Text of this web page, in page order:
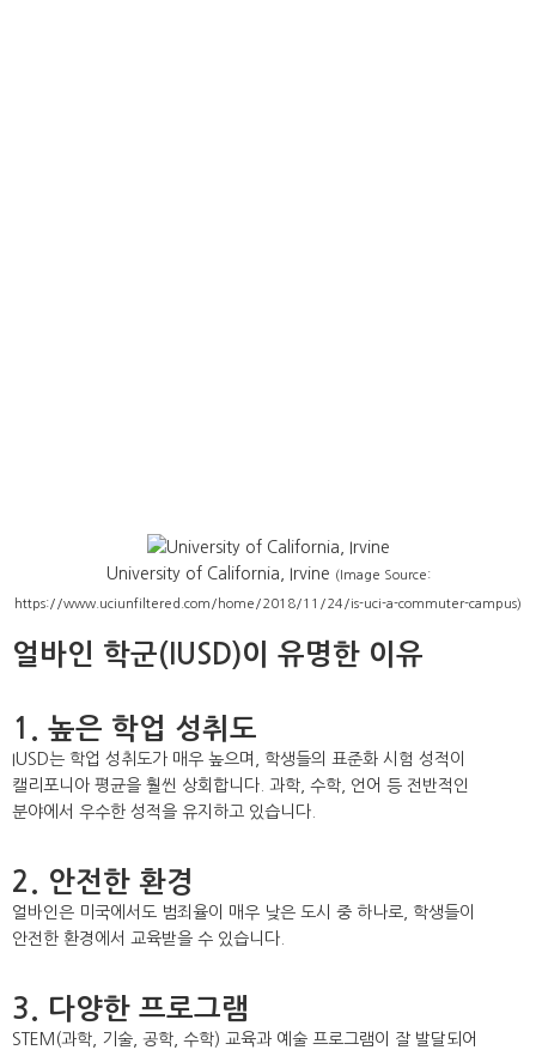
University of California, Irvine (Image Source:
https://www.uciunfiltered.com/home/2018/11/24/is-uci-a-commuter-campus)
얼바인 학군(IUSD)이 유명한 이유
1. 높은 학업 성취도
IUSD는 학업 성취도가 매우 높으며, 학생들의 표준화 시험 성적이
캘리포니아 평균을 훨씬 상회합니다. 과학, 수학, 언어 등 전반적인
분야에서 우수한 성적을 유지하고 있습니다.
2. 안전한 환경
얼바인은 미국에서도 범죄율이 매우 낮은 도시 중 하나로, 학생들이
안전한 환경에서 교육받을 수 있습니다.
3. 다양한 프로그램
STEM(과학, 기술, 공학, 수학) 교육과 예술 프로그램이 잘 발달되어